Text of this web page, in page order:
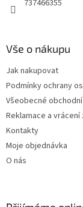
737466355
Vše o nákupu
Jak nakupovat
Podmínky ochrany
Všeobecné
Reklamace a
Kontakty
Moje objednávka
O nás